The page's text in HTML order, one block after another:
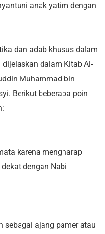
anak yatim dengan
dan adab khusus dalam
dalam Kitab Al-
Muhammad bin
Berikut beberapa poin
karena mengharap
dengan Nabi
sebagai ajang pamer atau